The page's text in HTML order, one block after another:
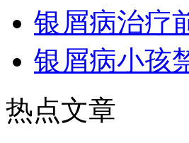
银屑病治疗
银屑病小孩
热点文章